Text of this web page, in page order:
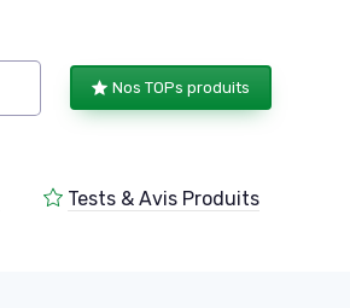
Nos TOPs produits
Tests & Avis Produits